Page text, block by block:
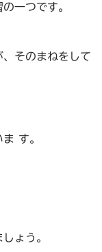
一つです。
、そのまねをして
す。
ょう。